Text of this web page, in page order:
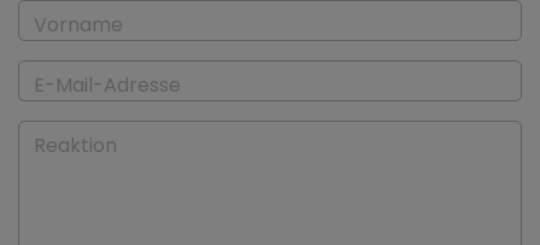
Vorname
E-Mail-Adresse
Reaktion